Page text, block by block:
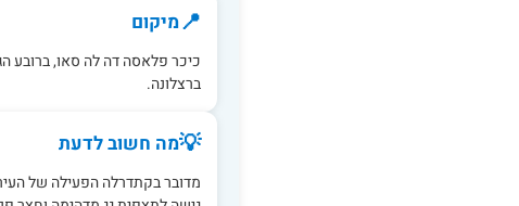
📍מיקום
כיכר פלאסה דה לה סאו, ברובע
ברצלונה.
💡מה חשוב לדעת
מדובר בקתדרלה הפעילה של